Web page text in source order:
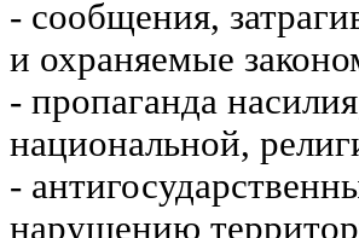
- сообщения,
и охраняемые
- пропаганда
национальной,
-
нарушению